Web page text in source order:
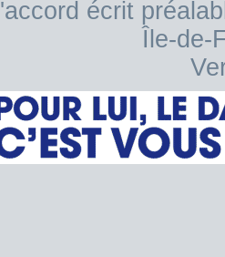
l'accord écrit
Île-de-